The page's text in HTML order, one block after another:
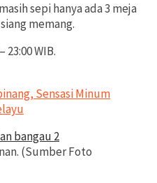
sepi hanya ada 3 meja
memang.
WIB.
Sensasi Minum
(Sumber Foto